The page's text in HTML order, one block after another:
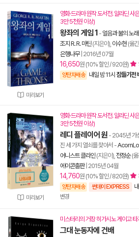
미리보기
영화·드라마 원작 도서전. 알라딘 사
3만 5천원 이상)
왕좌의 게임 1 - 얼음과 불의 노래
조지 R. R. 마틴 (지은이), 이수현 (옮
은행나무| 2016년 07월
16,650원 (10% 할인 / 920원)
양탄자배송 내일 밤 11시 잠들기전
미리보기
영화·드라마 원작 도서전. 알라딘 사
3만 5천원 이상)
레디 플레이어 원 - 2045년 가
진 세 가지 열쇠를 찾아서 -
어니스트 클라인 (지은이), 전정순(옮
에이콘출판| 2015년 04월
14,760원 (10% 할인 / 820원)
양탄자배송 썬데이 EXPRESS
변경
미스터리의 거장 히가시노 게이고 타
그대 눈동자에 건배